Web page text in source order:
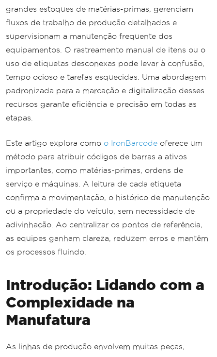
grandes estoques de matérias-primas, gerenciam
fluxos de trabalho de produção detalhados e
supervisionam a manutenção frequente dos
equipamentos. O rastreamento manual de itens ou o
uso de etiquetas desconexas pode levar à confusão,
tempo ocioso e tarefas esquecidas. Uma abordagem
padronizada para a marcação e digitalização desses
recursos garante eficiência e precisão em todas as
etapas.
Este artigo explora como o IronBarcode oferece um
método para atribuir códigos de barras a ativos
importantes, como matérias-primas, ordens de
serviço e máquinas. A leitura de cada etiqueta
confirma a movimentação, o histórico de manutenção
ou a propriedade do veículo, sem necessidade de
adivinhação. Ao centralizar os pontos de referência,
as equipes ganham clareza, reduzem erros e mantêm
os processos fluindo.
Introdução: Lidando com a
Complexidade na
Manufatura
As linhas de produção envolvem muitas peças,